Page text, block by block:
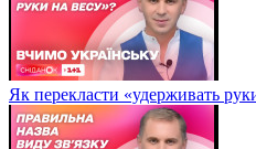
Як перекласти «удерживать